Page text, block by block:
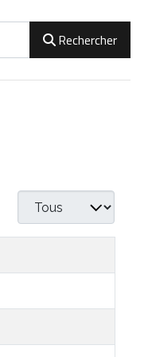
Rechercher
Afficher #